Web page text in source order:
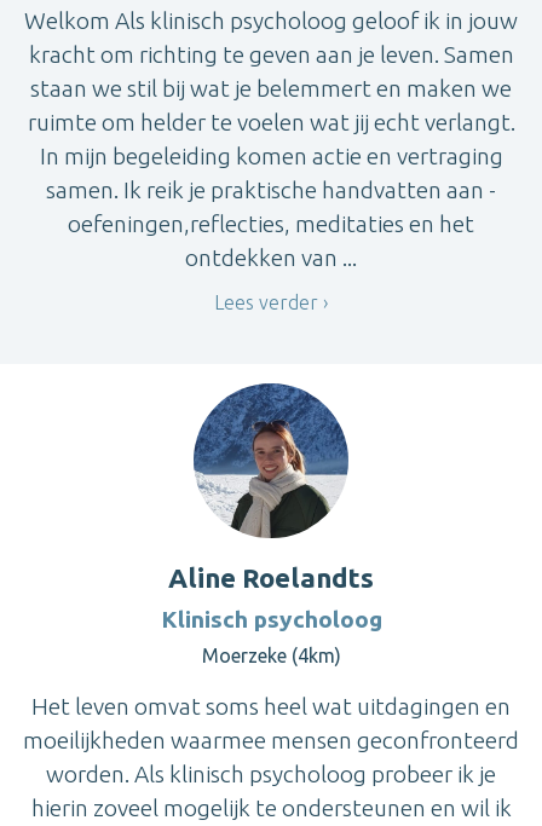
Welkom Als klinisch psycholoog geloof ik in jouw
kracht om richting te geven aan je leven. Samen
staan we stil bij wat je belemmert en maken we
ruimte om helder te voelen wat jij echt verlangt.
In mijn begeleiding komen actie en vertraging
samen. Ik reik je praktische handvatten aan -
oefeningen,reflecties, meditaties en het
ontdekken van ...
Lees verder
Aline Roelandts
Klinisch psycholoog
Moerzeke (4km)
Het leven omvat soms heel wat uitdagingen en
moeilijkheden waarmee mensen geconfronteerd
worden. Als klinisch psycholoog probeer ik je
hierin zoveel mogelijk te ondersteunen en wil ik